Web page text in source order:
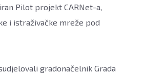
Pilot projekt CARNet-a,
i istraživačke mreže pod
gradonačelnik Grada